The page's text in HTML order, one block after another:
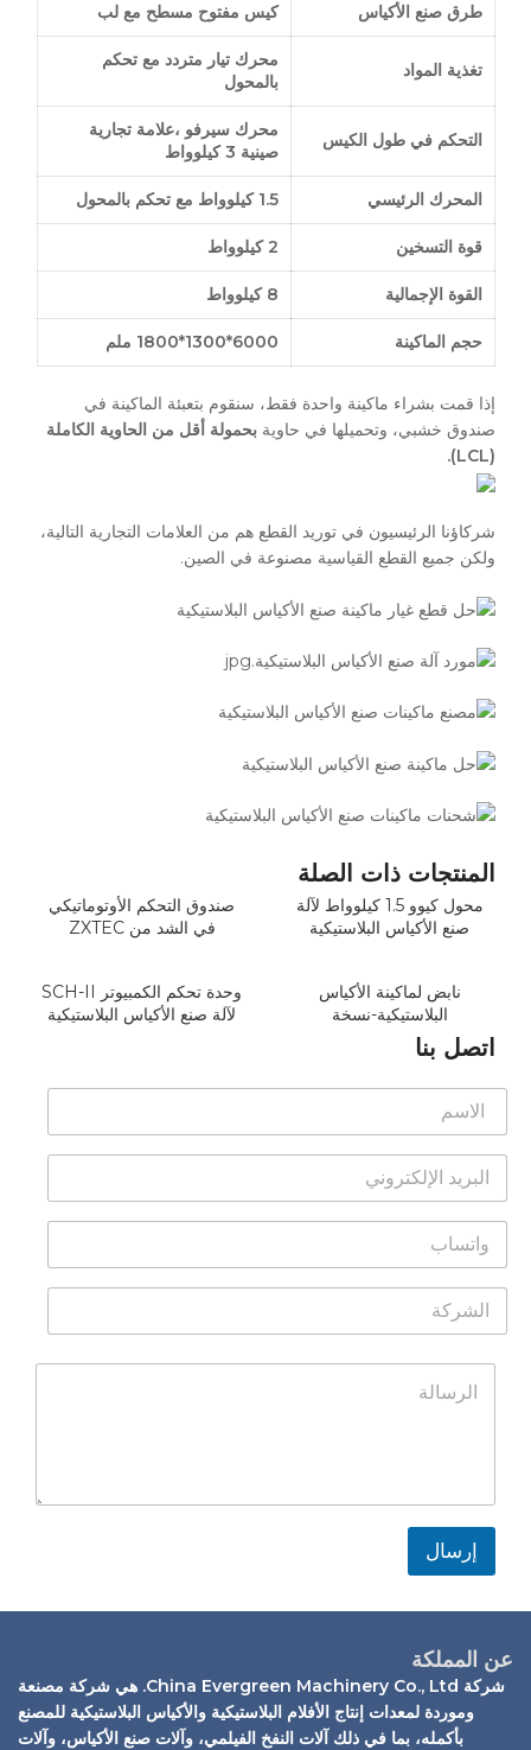
طرق صنع الأكياس كيس مفتوح مسطح مع لب
تغذية المواد
محرك تيار متردد مع تحكم
بالمحول
التحكم في طول الكيس محرك سيرفو ،علامة تجارية
صينية 3 كيلوواط
المحرك الرئيسي 1.5 كيلوواط مع تحكم بالمحول
قوة التسخين 2 كيلوواط
القوة الإجمالية 8 كيلوواط
حجم الماكينة 6000*1300*1800 ملم
إذا قمت بشراء ماكينة واحدة فقط، سنقوم بتعبئة الماكينة في
صندوق خشبي، وتحميلها في حاوية بحمولة أقل من الحاوية الكاملة
(LCL).
شركاؤنا الرئيسيون في توريد القطع هم من العلامات التجارية التالية،
ولكن جميع القطع القياسية مصنوعة في الصين.
المنتجات ذات الصلة
محول كيوو 1.5 كيلوواط لآلة
صنع الأكياس البلاستيكية
صندوق التحكم الأوتوماتيكي
في الشد من ZXTEC
نابض لماكينة الأكياس
البلاستيكية-نسخة
وحدة تحكم الكمبيوتر SCH-II
لآلة صنع الأكياس البلاستيكية
اتصل بنا
ا
س
م
ا
ت
ا
ا
ا
ب
ي
و
ت
ا
ش
ا
ة
*
إرسال
عن المملكة
شركة China Evergreen Machinery Co., Ltd. هي شركة مصنعة
وموردة لمعدات إنتاج الأفلام البلاستيكية والأكياس البلاستيكية للمصنع
بأكمله، بما في ذلك آلات النفخ الفيلمي، وآلات صنع الأكياس، وآلات